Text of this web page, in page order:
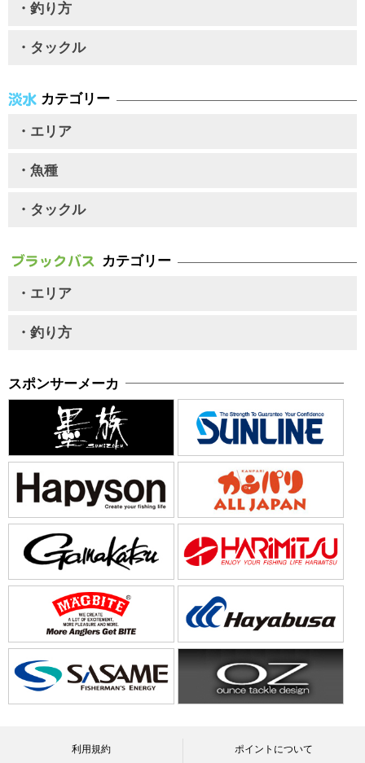
・釣り方
・タックル
カテゴリー
・エリア
・魚種
・タックル
カテゴリー
・エリア
・釣り方
スポンサーメーカ
利用規約 ポイントについて